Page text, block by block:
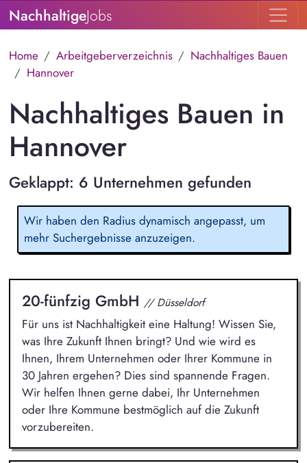
NachhaltigeJobs
Home Arbeitgeberverzeichnis
Nachhaltiges Bauen
Hannover
Nachhaltiges Bauen in
Hannover
Geklappt: 6 Unternehmen gefunden
Wir haben den Radius dynamisch angepasst, um
mehr Suchergebnisse anzuzeigen.
20-fünfzig GmbH // Düsseldorf
Für uns ist Nachhaltigkeit eine Haltung! Wissen Sie,
was Ihre Zukunft Ihnen bringt? Und wie wird es
Ihnen, Ihrem Unternehmen oder Ihrer Kommune in
30 Jahren ergehen? Dies sind spannende Fragen.
Wir helfen Ihnen gerne dabei, Ihr Unternehmen
oder Ihre Kommune bestmöglich auf die Zukunft
vorzubereiten.